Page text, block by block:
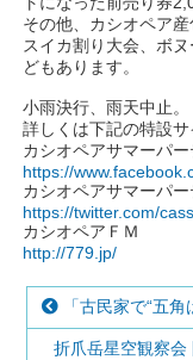
その他、カシオペア
スイカ割り大会、ボ
どもあります。
小雨決行、雨天中止。
詳しくは下記の特設サ
カシオペアサマーパ
https://
カシオペアサマーパ
https://twitter.com/
カシオペアＦＭ
http://779.jp/
「古民家で“五
折爪岳星空観察会